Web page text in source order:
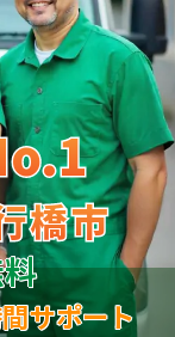
橋市
.1
橋市
サポート